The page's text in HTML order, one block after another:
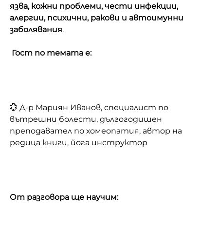
язва, кожни проблеми, чести инфекции,
алергии, психични, ракови и автоимунни
заболявания.
Гост по темата е:
💮 Д-р Мариян Иванов, специалист по
вътрешни болести, дългогодишен
преподавател по хомеопатия, автор на
редица книги, йога инструктор
От разговора ще научим: